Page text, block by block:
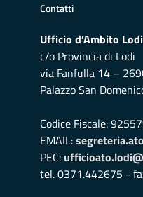
Contatti
Ufficio d’Ambito Lodi
c/o Provincia di Lodi
via Fanfulla 14 –
Palazzo San
Codice Fiscale:
EMAIL:
PEC:
tel. 0371.442675 -